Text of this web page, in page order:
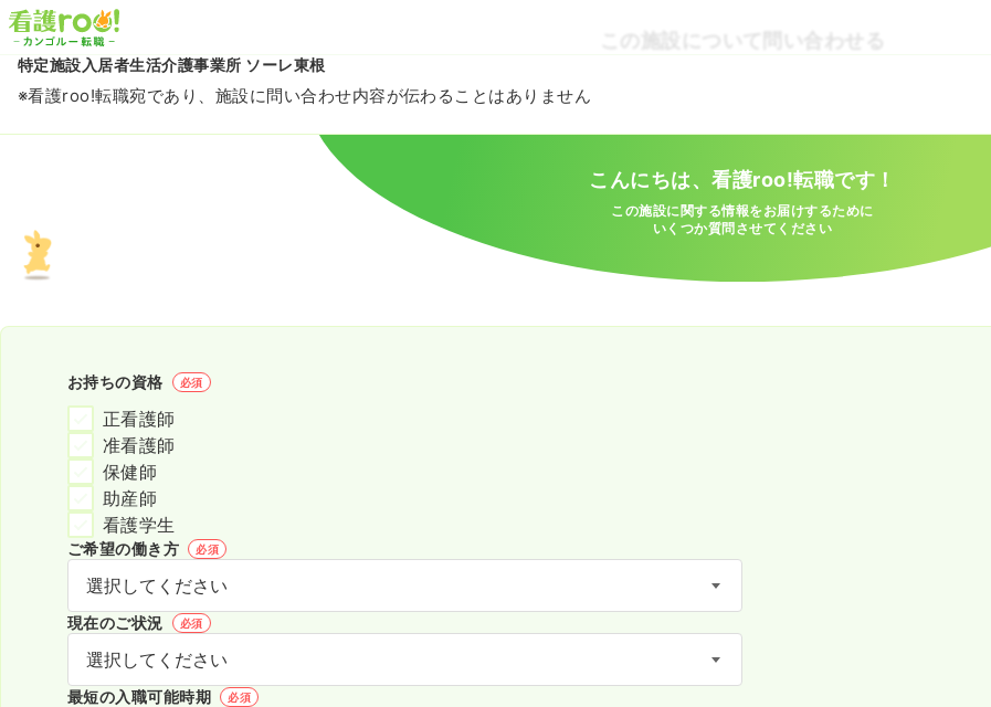
この施設について問い合わせる
特定施設入居者生活介護事業所 ソーレ東根
※看護roo!転職宛であり、施設に問い合わせ内容が伝わることはありません
こんにちは、看護roo!転職です！
この施設に関する情報をお届けするために
いくつか質問させてください
お持ちの資格 必須
正看護師
准看護師
保健師
助産師
看護学生
ご希望の働き方 必須
現在のご状況 必須
最短の入職可能時期 必須